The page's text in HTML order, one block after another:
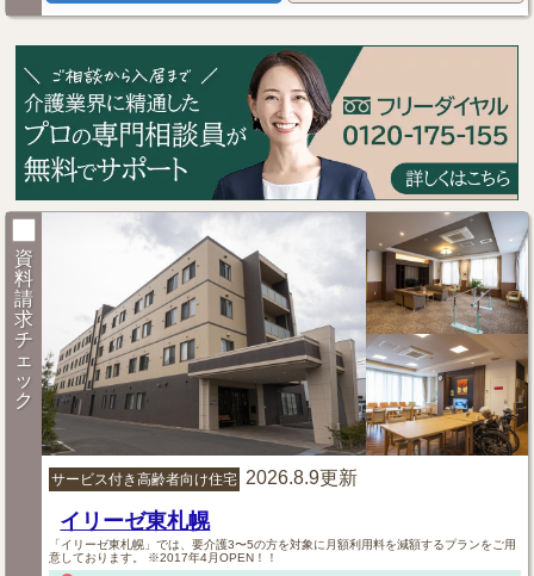
資
料
請
求
チ
ェ
ッ
ク
サービス付き高齢者向け住宅 2026.8.9更新
イリーゼ東札幌
「イリーゼ東札幌」では、要介護3〜5の方を対象に月額利用料を減額するプランをご用
意しております。 ※2017年4月OPEN！！